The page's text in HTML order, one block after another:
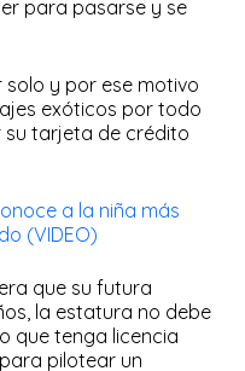
para pasarse y se
solo y por ese motivo
exóticos por todo
su tarjeta de crédito
a la niña más
(VIDEO)
que su futura
la estatura no debe
que tenga licencia
pilotear un